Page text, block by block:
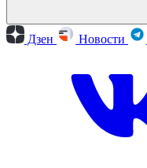
Дзен Новости